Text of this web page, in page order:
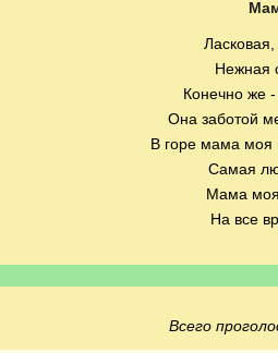
Нежная
Конечно же
Она заботой
В горе мама моя
Самая
Мама
На все
Всего